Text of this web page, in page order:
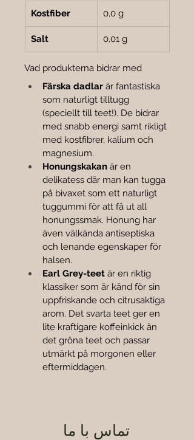
Kostfiber 0,0 g
Salt 0,01 g
Vad produkterna bidrar med
Färska dadlar är fantastiska
som naturligt tilltugg
(speciellt till teet!). De bidrar
med snabb energi samt rikligt
med kostfibrer, kalium och
magnesium.
Honungskakan är en
delikatess där man kan tugga
på bivaxet som ett naturligt
tuggummi för att få ut all
honungssmak. Honung har
även välkända antiseptiska
och lenande egenskaper för
halsen.
Earl Grey-teet är en riktig
klassiker som är känd för sin
uppfriskande och citrusaktiga
arom. Det svarta teet ger en
lite kraftigare koffeinkick än
det gröna teet och passar
utmärkt på morgonen eller
eftermiddagen.
تماس با ما